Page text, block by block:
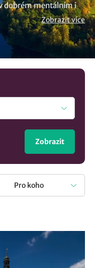
dobrém mentálním i
aktivní důchodce a
aktivně jsme
Nebílovy. Mrkněte
v důchodovém věku
Zobrazit více
Zobrazit
Pro koho